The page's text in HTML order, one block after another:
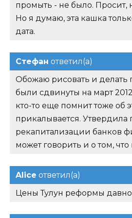
промыть - не было. Просит,
Но я думаю, эта кашка
дата.
Стефан ответил(а)
Обожаю рисовать и делать
были сдвинуты на март
кто-то еще помнит тоже об
прикалывается. Утвердила
рекапитализации банков
может говорить и о том,
Alice ответил(а)
Цены Тулун реформы давно